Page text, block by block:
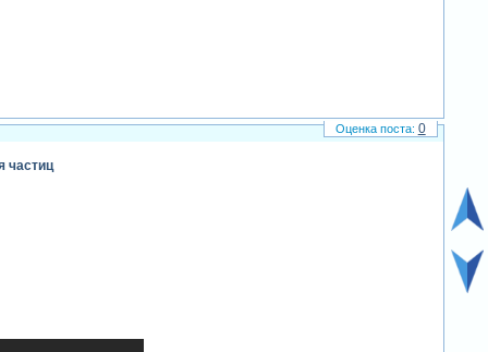
частиц
0